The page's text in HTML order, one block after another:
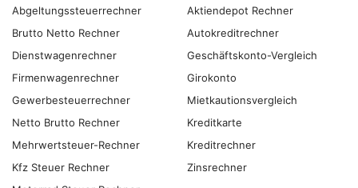
Abgeltungs­steuer­rechner
Brutto Netto Rechner
Dienstwagenrechner
Firmenwagenrechner
Gewerbesteuerrechner
Netto Brutto Rechner
Mehrwertsteuer-Rechner
Kfz Steuer Rechner
Aktiendepot Rechner
Autokreditrechner
Geschäftskonto-Vergleich
Girokonto
Mietkautionsvergleich
Kreditkarte
Kreditrechner
Zinsrechner